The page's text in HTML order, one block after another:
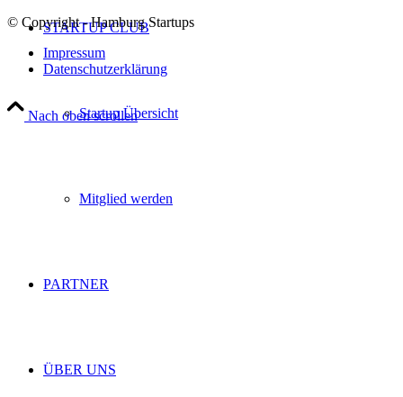
STARTUP CLUB
Startup Übersicht
Mitglied werden
PARTNER
ÜBER UNS
© Copyright - Hamburg Startups
Impressum
Datenschutzerklärung
Nach oben scrollen